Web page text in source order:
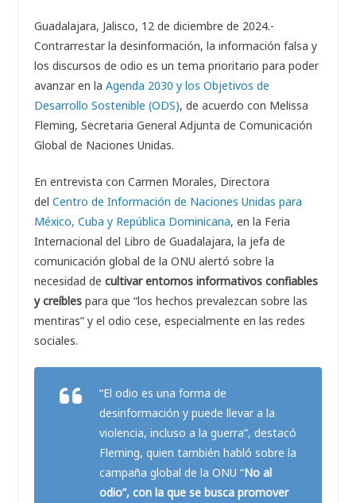
Guadalajara, Jalisco, 12 de diciembre de 2024.-
Contrarrestar la desinformación, la información falsa y
los discursos de odio es un tema prioritario para poder
avanzar en la Agenda 2030 y los Objetivos de
Desarrollo Sostenible (ODS), de acuerdo con Melissa
Fleming, Secretaria General Adjunta de Comunicación
Global de Naciones Unidas.
En entrevista con Carmen Morales, Directora
del Centro de Información de Naciones Unidas para
México, Cuba y República Dominicana, en la Feria
Internacional del Libro de Guadalajara, la jefa de
comunicación global de la ONU alertó sobre la
necesidad de cultivar entornos informativos confiables
y creíblespara que “los hechos prevalezcan sobre las
mentiras” y el odio cese, especialmente en las redes
sociales.
“El odio es una forma de
desinformación y puede llevar a la
violencia, incluso a la guerra”, destacó
Fleming, quien también habló sobre la
campaña global de la ONU “No al
odio”, con la que se busca promover